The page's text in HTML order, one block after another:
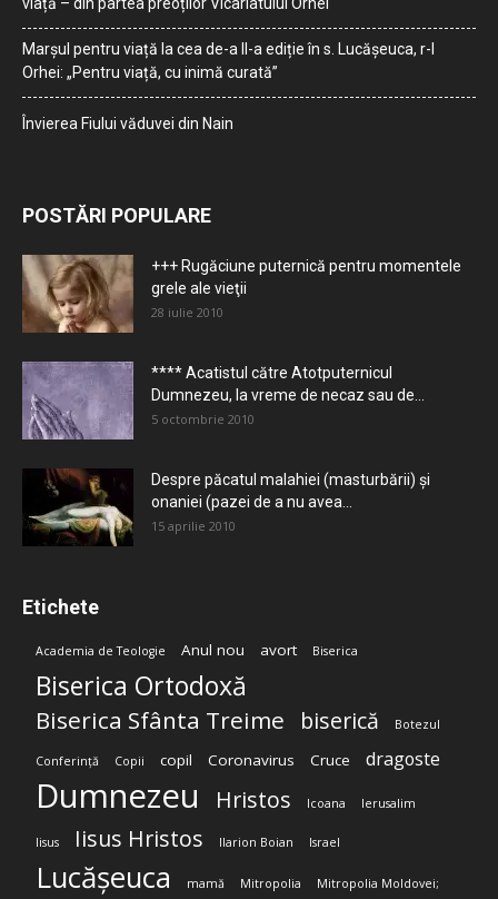
viață – din partea preoților Vicariatului Orhei
Marșul pentru viață la cea de-a II-a ediție în s. Lucășeuca, r-l
Orhei: „Pentru viață, cu inimă curată”
Învierea Fiului văduvei din Nain
POSTĂRI POPULARE
+++ Rugăciune puternică pentru momentele
grele ale vieţii
28 iulie 2010
**** Acatistul către Atotputernicul
Dumnezeu, la vreme de necaz sau de...
5 octombrie 2010
Despre păcatul malahiei (masturbării) şi
onaniei (pazei de a nu avea...
15 aprilie 2010
Etichete
Academia de Teologie Anul nou avort Biserica
Biserica Ortodoxă
Biserica Sfânta Treime biserică Botezul
Conferință Copii copil Coronavirus Cruce dragoste
Dumnezeu Hristos Icoana Ierusalim
Iisus Iisus Hristos Ilarion Boian Israel
Lucășeuca mamă Mitropolia Mitropolia Moldovei;